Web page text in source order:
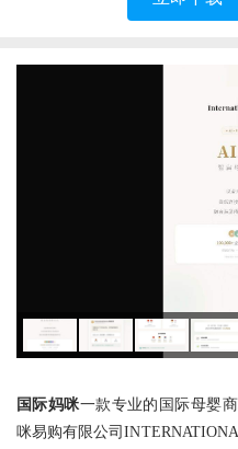
国际妈咪一款专业的国际母婴
咪易购有限公司